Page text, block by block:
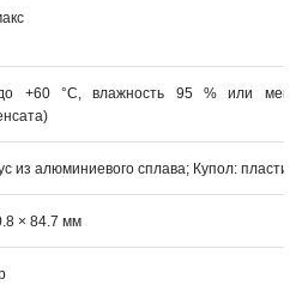
+60 °C, влажность 95 % или
из алюминиевого сплава; Купол: пластик
× 84.7 мм